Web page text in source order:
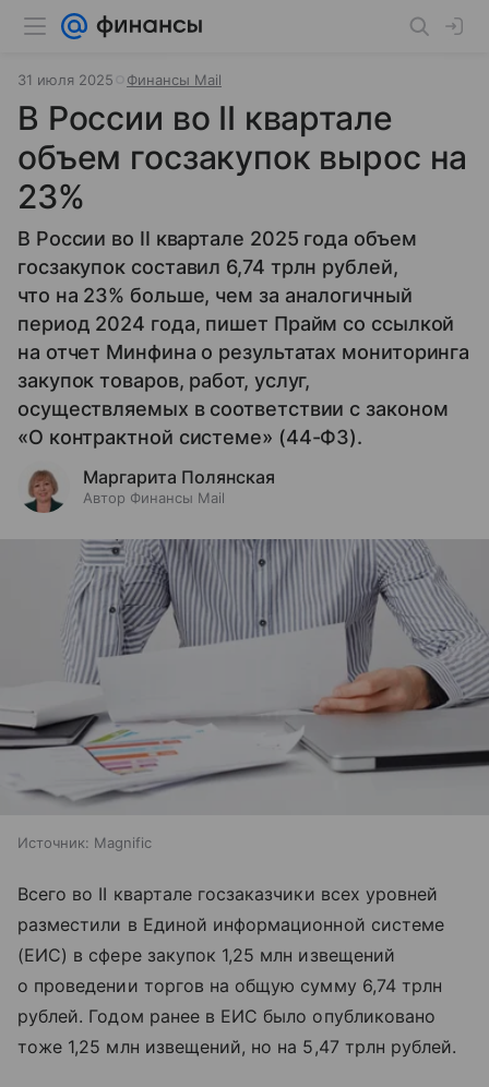
31 июля 2025 Финансы Mail
В России во II квартале
объем госзакупок вырос на
23%
В России во II квартале 2025 года объем
госзакупок составил 6,74 трлн рублей,
что на 23% больше, чем за аналогичный
период 2024 года, пишет Прайм со ссылкой
на отчет Минфина о результатах мониторинга
закупок товаров, работ, услуг,
осуществляемых в соответствии с законом
«О контрактной системе» (44-ФЗ).
Маргарита Полянская
Автор Финансы Mail
Источник: Magnific
Всего во II квартале госзаказчики всех уровней
разместили в Единой информационной системе
(ЕИС) в сфере закупок 1,25 млн извещений
о проведении торгов на общую сумму 6,74 трлн
рублей. Годом ранее в ЕИС было опубликовано
тоже 1,25 млн извещений, но на 5,47 трлн рублей.